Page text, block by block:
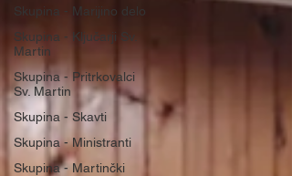
Skupina - Marijino delo
Skupina - Ključarji Sv.
Martin
Skupina - Pritrkovalci
Sv. Martin
Skupina - Skavti
Skupina - Ministranti
Skupina - Martinčki